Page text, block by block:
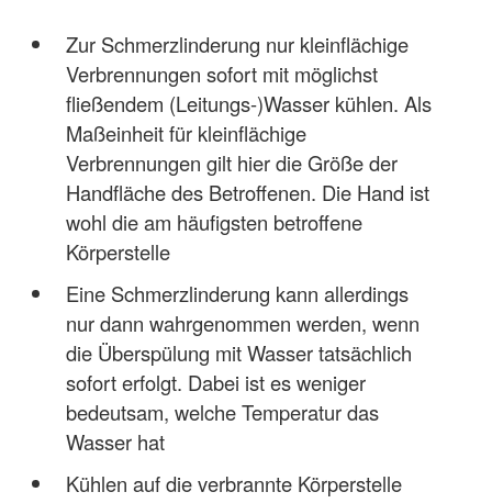
Zur Schmerzlinderung nur kleinflächige
Verbrennungen sofort mit möglichst
fließendem (Leitungs-)Wasser kühlen. Als
Maßeinheit für kleinflächige
Verbrennungen gilt hier die Größe der
Handfläche des Betroffenen. Die Hand ist
wohl die am häufigsten betroffene
Körperstelle
Eine Schmerzlinderung kann allerdings
nur dann wahrgenommen werden, wenn
die Überspülung mit Wasser tatsächlich
sofort erfolgt. Dabei ist es weniger
bedeutsam, welche Temperatur das
Wasser hat
Kühlen auf die verbrannte Körperstelle